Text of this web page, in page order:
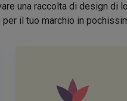
una raccolta di design di
il tuo marchio in